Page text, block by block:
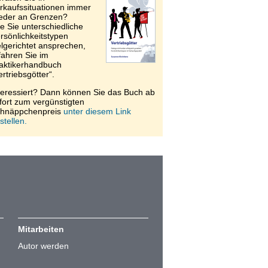
immer
an Grenzen?
Sie unterschiedliche
ansprechen,
Sie im
Dann können Sie das Buch ab
zum vergünstigten
unter diesem Link
Mitarbeiten
Autor werden